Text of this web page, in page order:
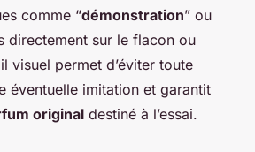
comme “démonstration” ou
directement sur le flacon ou
visuel permet d’éviter toute
éventuelle imitation et garantit
original destiné à l’essai.